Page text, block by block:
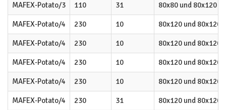
MAFEX-Potato/3 110 31 80x80 und 80x120
MAFEX-Potato/4 230 10 80x120 und 80x120
MAFEX-Potato/4 230 10 80x120 und 80x120
MAFEX-Potato/4 230 10 80x120 und 80x120
MAFEX-Potato/4 230 10 80x120 und 80x120
MAFEX-Potato/4 230 31 80x120 und 80x120